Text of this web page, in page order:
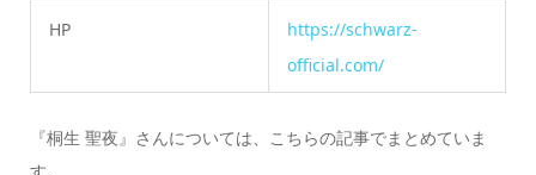
HP
https://schwarz-
official.com/
『桐生 聖夜』さんについては、こちらの記事でまとめていま